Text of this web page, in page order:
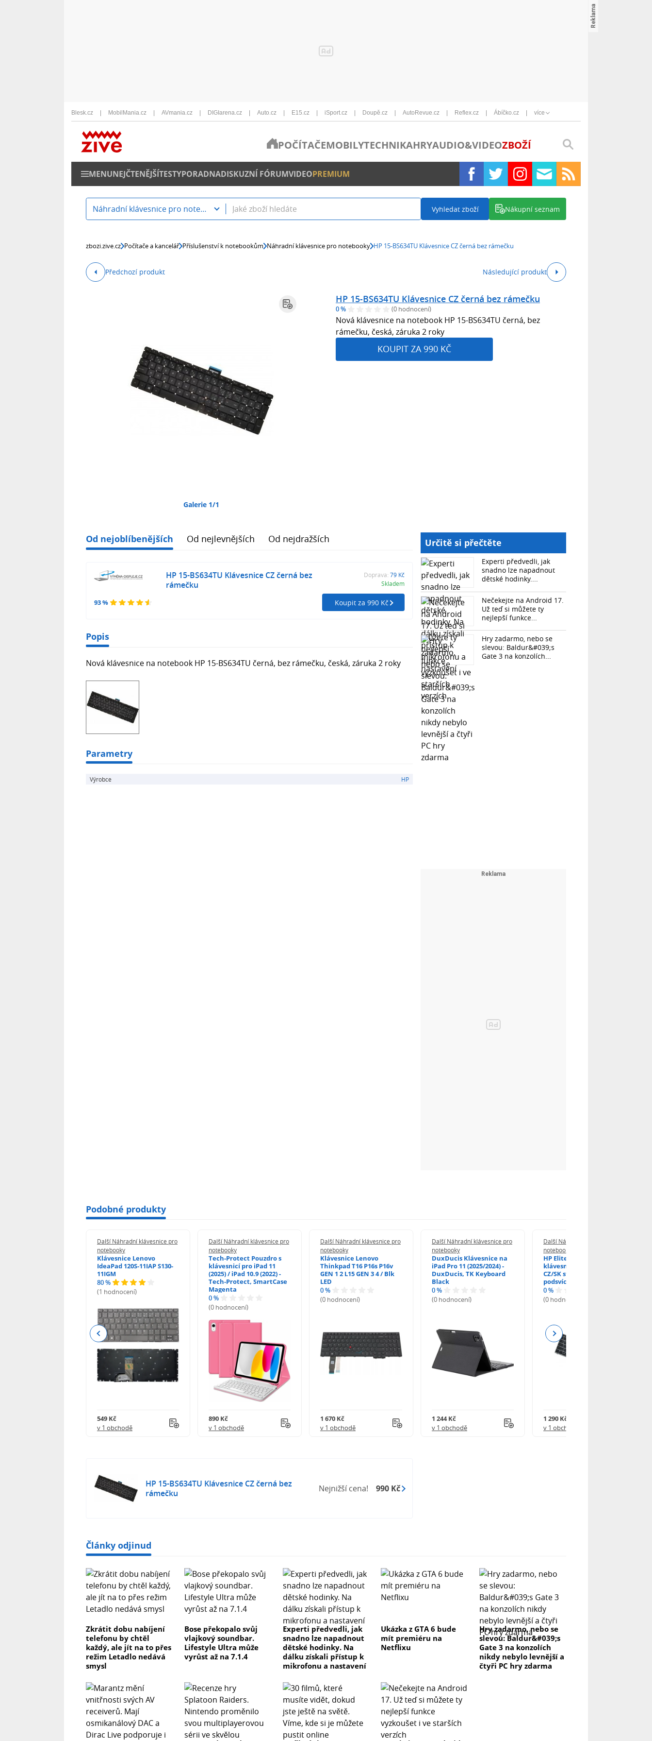
Blesk.cz MobilMania.cz AVmania.cz DIGIarena.cz Auto.cz E15.cz iSport.cz Doupě.cz AutoRevue.cz Reflex.cz Ábíčko.cz více
POČÍTAČEMOBILYTECHNIKAHRYAUDIO&VIDEOZBOŽÍ
MENUNEJČTENĚJŠÍTESTYPORADNADISKUZNÍ FÓRUMVIDEOPREMIUM
Náhradní klávesnice pro notebooky Vyhledat zboží Nákupní seznam
zbozi.zive.cz Počítače a kancelář Příslušenství k notebookům Náhradní klávesnice pro notebooky HP 15-BS634TU Klávesnice CZ černá bez rámečku
Předchozí produkt Následující produkt
Galerie 1/1
HP 15-BS634TU Klávesnice CZ černá bez rámečku
0 % (0 hodnocení)
Nová klávesnice na notebook HP 15-BS634TU černá, bez
rámečku, česká, záruka 2 roky
KOUPIT ZA 990 KČ
Od nejoblíbenějších Od nejlevnějších Od nejdražších
93 %
HP 15-BS634TU Klávesnice CZ černá bez
rámečku
Doprava: 79 Kč
Skladem
Koupit za 990 Kč
Popis
Nová klávesnice na notebook HP 15-BS634TU černá, bez rámečku, česká, záruka 2 roky
Parametry
Výrobce HP
Určitě si přečtěte
Experti předvedli, jak
snadno lze napadnout
dětské hodinky....
Nečekejte na Android 17.
Už teď si můžete ty
nejlepší funkce...
Hry zadarmo, nebo se
slevou: Baldur&#039;s
Gate 3 na konzolích...
Podobné produkty
Další Náhradní klávesnice pro
notebooky
Klávesnice Lenovo
IdeaPad 120S-11IAP S130-
11IGM
80 %
(1 hodnocení)
549 Kč
v 1 obchodě
Další Náhradní klávesnice pro
notebooky
Tech-Protect Pouzdro s
klávesnicí pro iPad 11
(2025) / iPad 10.9 (2022) -
Tech-Protect, SmartCase
Magenta
0 %
(0 hodnocení)
890 Kč
v 1 obchodě
Další Náhradní klávesnice pro
notebooky
Klávesnice Lenovo
Thinkpad T16 P16s P16v
GEN 1 2 L15 GEN 3 4 / Blk
LED
0 %
(0 hodnocení)
1 670 Kč
v 1 obchodě
Další Náhradní klávesnice pro
notebooky
DuxDucis Klávesnice na
iPad Pro 11 (2025/2024) -
DuxDucis, TK Keyboard
Black
0 %
(0 hodnocení)
1 244 Kč
v 1 obchodě
Další Náhradní klávesnice pro
notebooky
HP EliteBook 840 G6
klávesnice na notebook
CZ/SK stříbrný rámeček,
podsvícená, Trackpoint
0 %
(0 hodnocení)
1 290 Kč
v 1 obchodě
Previous Next
HP 15-BS634TU Klávesnice CZ černá bez
rámečku
Nejnižší cena! 990 Kč
Články odjinud
Zkrátit dobu nabíjení
telefonu by chtěl
každý, ale jít na to přes
režim Letadlo nedává
smysl
Bose překopalo svůj
vlajkový soundbar.
Lifestyle Ultra může
vyrůst až na 7.1.4
Experti předvedli, jak
snadno lze napadnout
dětské hodinky. Na
dálku získali přístup k
mikrofonu a nastavení
Ukázka z GTA 6 bude
mít premiéru na
Netflixu
Hry zadarmo, nebo se
slevou: Baldur&#039;s
Gate 3 na konzolích
nikdy nebylo levnější a
čtyři PC hry zdarma